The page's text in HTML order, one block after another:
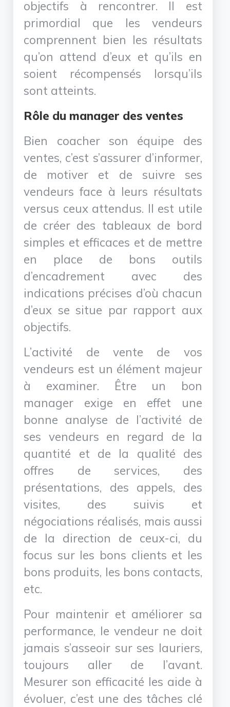
objectifs à rencontrer. Il est
primordial que les vendeurs
comprennent bien les résultats
qu’on attend d’eux et qu’ils en
soient récompensés lorsqu’ils
sont atteints.
Rôle du manager des ventes
Bien coacher son équipe des
ventes, c’est s’assurer d’informer,
de motiver et de suivre ses
vendeurs face à leurs résultats
versus ceux attendus. Il est utile
de créer des tableaux de bord
simples et efficaces et de mettre
en place de bons outils
d’encadrement avec des
indications précises d’où chacun
d’eux se situe par rapport aux
objectifs.
L’activité de vente de vos
vendeurs est un élément majeur
à examiner. Être un bon
manager exige en effet une
bonne analyse de l’activité de
ses vendeurs en regard de la
quantité et de la qualité des
offres de services, des
présentations, des appels, des
visites, des suivis et
négociations réalisés, mais aussi
de la direction de ceux-ci, du
focus sur les bons clients et les
bons produits, les bons contacts,
etc.
Pour maintenir et améliorer sa
performance, le vendeur ne doit
jamais s’asseoir sur ses lauriers,
toujours aller de l’avant.
Mesurer son efficacité les aide à
évoluer, c’est une des tâches clé